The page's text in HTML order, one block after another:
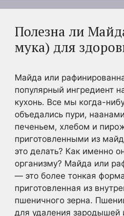
Полезна ли
мука) для
Майда или
популярный ингредиент
кухонь. Все мы когда-
объедались пури,
печеньем, хлебом и
приготовленными из
это делать? Как именно
организму? Майда или
— это более тонкая
приготовленная из
пшеничного зерна.
для удаления зародышей